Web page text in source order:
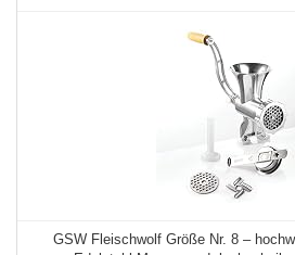
GSW Fleischwolf Größe Nr. 8 –